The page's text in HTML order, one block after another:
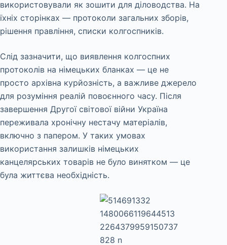
використовували як зошити для діловодства. На
їхніх сторінках — протоколи загальних зборів,
рішення правління, списки колгоспників.
Слід зазначити, що виявлення колгоспних
протоколів на німецьких бланках — це не
просто архівна курйозність, а важливе джерело
для розуміння реалій повоєнного часу. Після
завершення Другої світової війни Україна
переживала хронічну нестачу матеріалів,
включно з папером. У таких умовах
використання залишків німецьких
канцелярських товарів не було винятком — це
була життєва необхідність.